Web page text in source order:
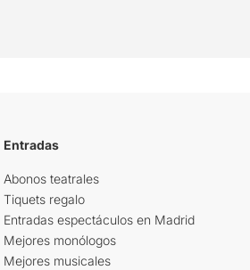
Entradas
Abonos teatrales
Tiquets regalo
Entradas espectáculos en Madrid
Mejores monólogos
Mejores musicales